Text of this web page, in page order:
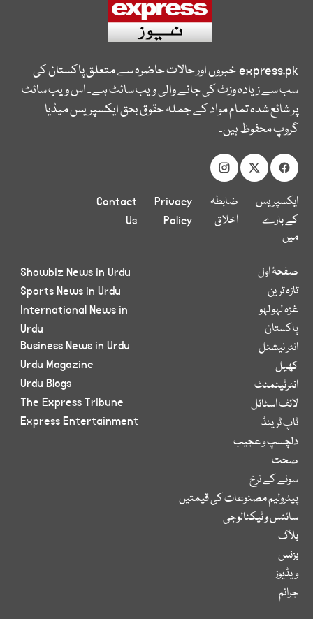
express.pkخبروں اور حالات حاضرہ سے متعلق پاکستان کی
سب سے زیادہ وزٹ کی جانے والی ویب سائٹ ہے۔ اس ویب سائٹ
پر شائع شدہ تمام مواد کے جملہ حقوق بحق ایکسپریس میڈیا
گروپ محفوظ ہیں۔
ایکسپریس
کے بارے
میں
ضابطہ
اخلاق
Privacy
Policy
Contact
Us
صفحۂ اول
تازہ ترین
غزہ لہو لہو
پاکستان
انٹر نیشنل
کھیل
انٹرٹینمنٹ
لائف اسٹائل
ٹاپ ٹرینڈ
دلچسپ و عجیب
صحت
سونے کے نرخ
پیٹرولیم مصنوعات کی قیمتیں
سائنس و ٹیکنالوجی
بلاگ
بزنس
ویڈیوز
جرائم
Showbiz News in Urdu
Sports News in Urdu
International News in
Urdu
Business News in Urdu
Urdu Magazine
Urdu Blogs
The Express Tribune
Express Entertainment